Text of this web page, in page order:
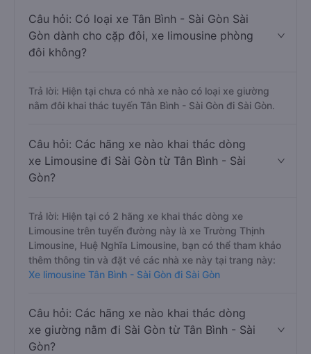
Câu hỏi: Có loại xe Tân Bình - Sài Gòn Sài
Gòn dành cho cặp đôi, xe limousine phòng
đôi không?
Trả lời: Hiện tại chưa có nhà xe nào có loại xe giường
nằm đôi khai thác tuyến Tân Bình - Sài Gòn đi Sài Gòn.
Câu hỏi: Các hãng xe nào khai thác dòng
xe Limousine đi Sài Gòn từ Tân Bình - Sài
Gòn?
Trả lời: Hiện tại có 2 hãng xe khai thác dòng xe
Limousine trên tuyến đường này là xe Trường Thịnh
Limousine, Huệ Nghĩa Limousine, bạn có thể tham khảo
thêm thông tin và đặt vé các nhà xe này tại trang này:
Xe limousine Tân Bình - Sài Gòn đi Sài Gòn
Câu hỏi: Các hãng xe nào khai thác dòng
xe giường nằm đi Sài Gòn từ Tân Bình - Sài
Gòn?